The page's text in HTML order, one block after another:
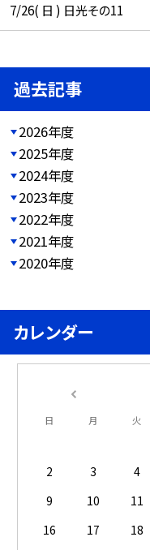
7/26( 日 ) 日光その11
過去記事
2026年度
2025年度
2024年度
2023年度
2022年度
2021年度
2020年度
カレンダー
日 月 火
2
3 4
9
10 11
16
17 18